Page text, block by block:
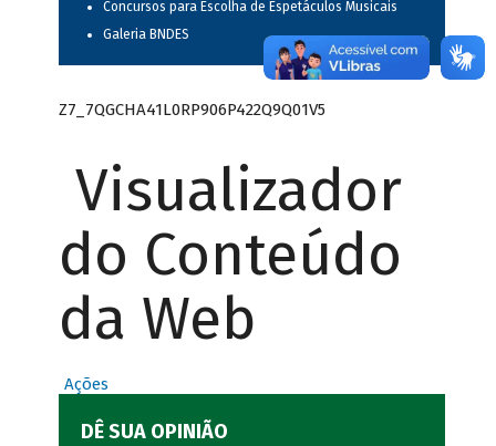
Concursos para Escolha de Espetáculos Musicais
Galeria BNDES
Z7_7QGCHA41L0RP906P422Q9Q01V5
Visualizador
do Conteúdo
da Web
Ações
DÊ SUA OPINIÃO